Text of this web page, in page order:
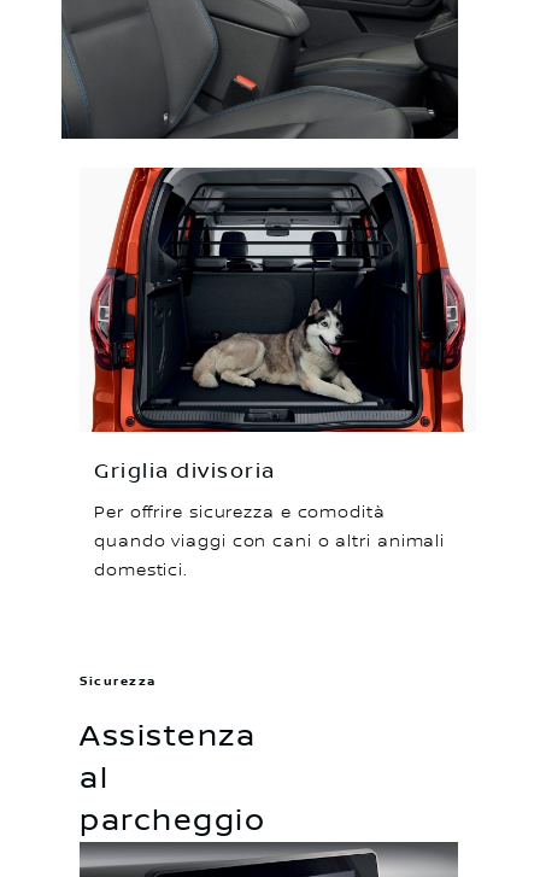
Griglia divisoria
Per offrire sicurezza e comodità
quando viaggi con cani o altri animali
domestici.
Assistenza
al
parcheggio
Sicurezza